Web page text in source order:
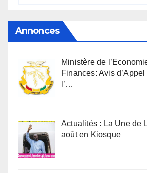
Annonces
Ministère de
Finances: Avis d’Appel
l’…
Actualités : La Une de
août en Kiosque